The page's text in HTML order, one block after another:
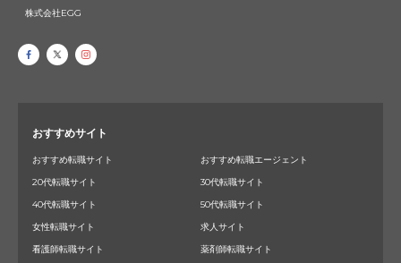
株式会社EGG
おすすめサイト
おすすめ転職サイト
おすすめ転職エージェント
20代転職サイト
30代転職サイト
40代転職サイト
50代転職サイト
女性転職サイト
求人サイト
看護師転職サイト
薬剤師転職サイト